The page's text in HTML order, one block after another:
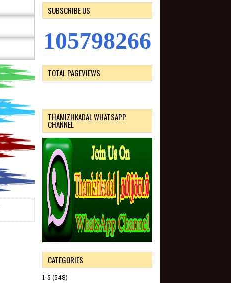
SUBSCRIBE US
105798266
TOTAL PAGEVIEWS
THAMIZHKADAL WHATSAPP
CHANNEL
CATEGORIES
1-5 (548)